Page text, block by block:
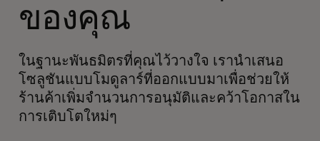
ของคุณ
ในฐานะพันธมิตรที่คุณไว้วางใจ เรานำเสนอ
โซลูชันแบบโมดูลาร์ที่ออกแบบมาเพื่อช่วยให้
ร้านค้าเพิ่มจำนวนการอนุมัติและคว้าโอกาสใน
การเติบโตใหม่ๆ